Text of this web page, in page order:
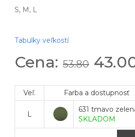
S, M, L
Tabulky veľkostí
Cena: 53.80
Veľ. Farba a dostupnosť
L
631 tmavo
SKLADOM